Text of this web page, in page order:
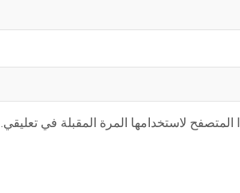
لاستخدامها المرة المقبلة في تعليقي.